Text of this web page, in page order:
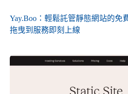
Yay.Boo：輕鬆託管靜態網站的免
拖曳到服務即刻上線